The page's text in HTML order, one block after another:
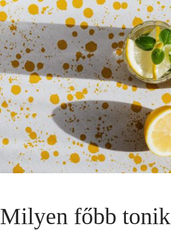
Milyen főbb